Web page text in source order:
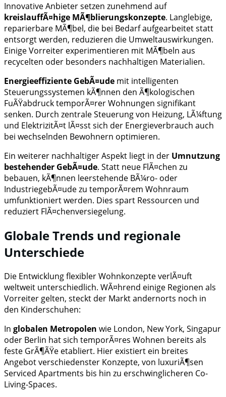
Innovative Anbieter setzen zunehmend auf
kreislauffÃ¤hige MÃ¶blierungskonzepte. Langlebige,
reparierbare MÃ¶bel, die bei Bedarf aufgearbeitet statt
entsorgt werden, reduzieren die Umweltauswirkungen.
Einige Vorreiter experimentieren mit MÃ¶beln aus
recycelten oder besonders nachhaltigen Materialien.
Energieeffiziente GebÃ¤ude mit intelligenten
Steuerungssystemen kÃ¶nnen den Ã¶kologischen
FuÃŸabdruck temporÃ¤rer Wohnungen signifikant
senken. Durch zentrale Steuerung von Heizung, LÃ¼ftung
und ElektrizitÃ¤t lÃ¤sst sich der Energieverbrauch auch
bei wechselnden Bewohnern optimieren.
Ein weiterer nachhaltiger Aspekt liegt in der Umnutzung
bestehender GebÃ¤ude. Statt neue FlÃ¤chen zu
bebauen, kÃ¶nnen leerstehende BÃ¼ro- oder
IndustriegebÃ¤ude zu temporÃ¤rem Wohnraum
umfunktioniert werden. Dies spart Ressourcen und
reduziert FlÃ¤chenversiegelung.
Globale Trends und regionale
Unterschiede
Die Entwicklung flexibler Wohnkonzepte verlÃ¤uft
weltweit unterschiedlich. WÃ¤hrend einige Regionen als
Vorreiter gelten, steckt der Markt andernorts noch in
den Kinderschuhen:
In globalen Metropolen wie London, New York, Singapur
oder Berlin hat sich temporÃ¤res Wohnen bereits als
feste GrÃ¶ÃŸe etabliert. Hier existiert ein breites
Angebot verschiedenster Konzepte, von luxuriÃ¶sen
Serviced Apartments bis hin zu erschwinglicheren Co-
Living-Spaces.